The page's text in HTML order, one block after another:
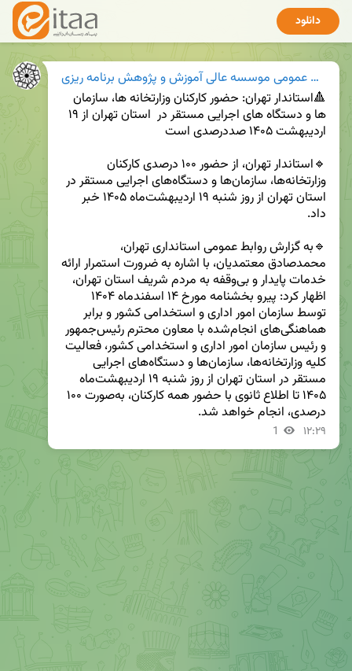
دانلود